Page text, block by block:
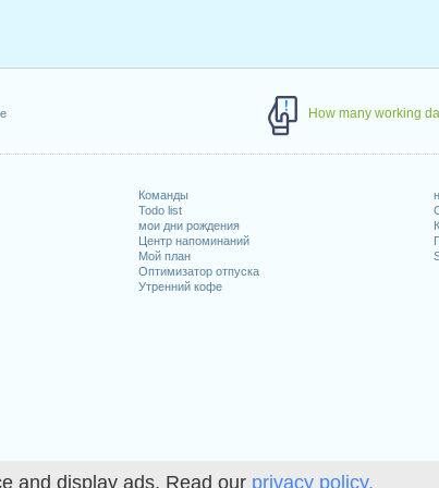
and display ads. Read our privacy policy.
How many working
Команды
Todo list
мои дни рождения
Центр напоминаний
Мой план
Оптимизатор отпуска
Утренний кофе